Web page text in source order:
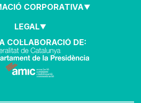
CORPORATIVA
LEGAL
COL·LABORACIÓ DE: